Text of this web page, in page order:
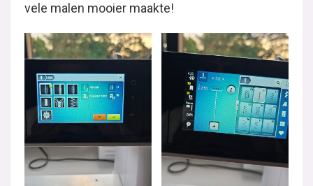
vele malen mooier maakte!